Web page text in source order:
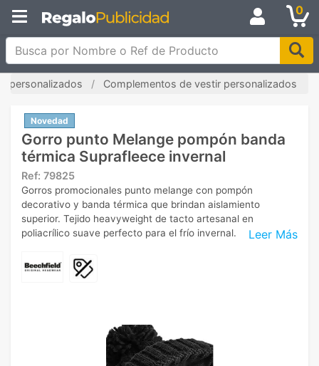
0
Busca por Nombre o Ref de Producto
personalizados Complementos de vestir personalizados
Novedad
Gorro punto Melange pompón banda
térmica Suprafleece invernal
Ref: 79825
Leer Más
Gorros promocionales punto melange con pompón
decorativo y banda térmica que brindan aislamiento
superior. Tejido heavyweight de tacto artesanal en
poliacrílico suave perfecto para el frío invernal.